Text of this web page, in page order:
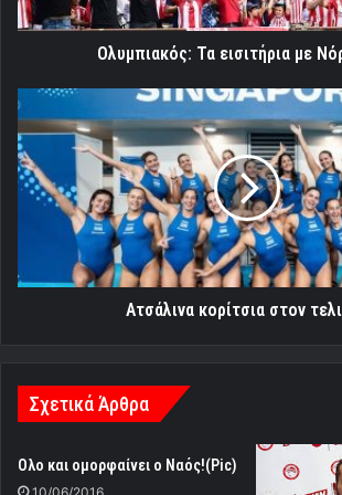
Ολυμπιακός: Τα εισιτήρια με
Ατσάλινα
κορίτσια
στον
τελικό!!
Ατσάλινα κορίτσια στον
Σχετικά Άρθρα
Ολο και ομορφαίνει ο Ναός!(Pic)